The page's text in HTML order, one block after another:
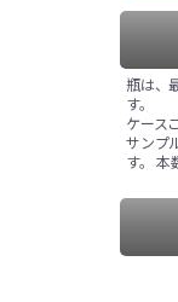
瓶は、
す。
ケース
サンプ
す。 本